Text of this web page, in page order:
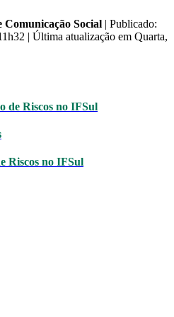
Social | Publicado:
| Última atualização em Quarta,
de Riscos no IFSul
Riscos no IFSul